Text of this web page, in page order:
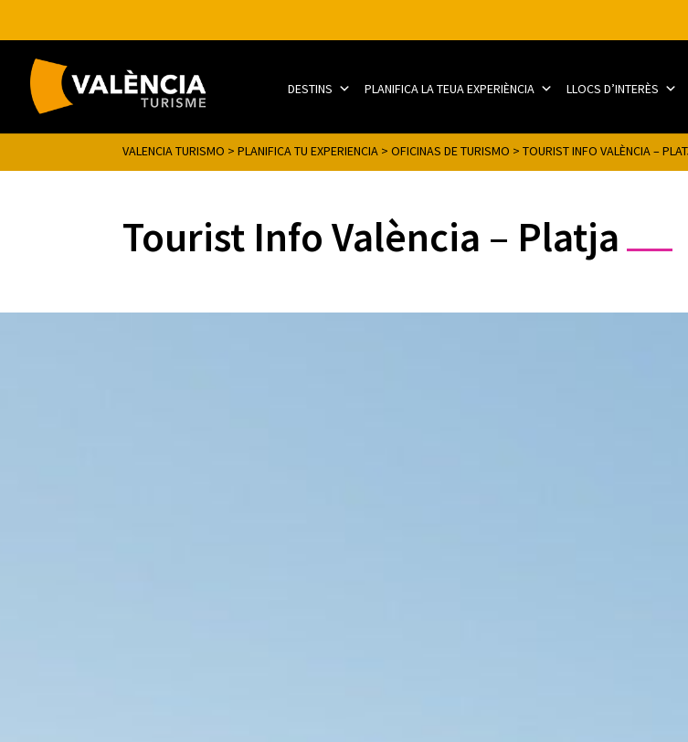
DESTINS PLANIFICA LA TEUA EXPERIÈNCIA LLOCS D’INTERÈS
VALENCIA TURISMO >PLANIFICA TU EXPERIENCIA >OFICINAS DE TURISMO >TOURIST INFO VALÈNCIA –
Tourist Info València – Platja